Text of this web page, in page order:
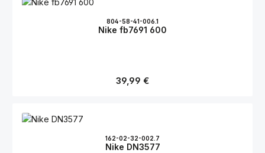
804-58-41-006.1
Nike fb7691 600
Regulärer Preis:
39,99 €
162-02-32-002.7
Nike DN3577